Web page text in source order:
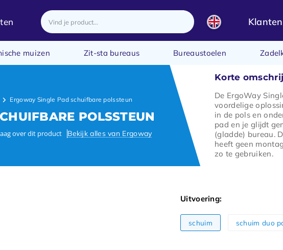
muizen Zit-sta bureaus Bureaustoelen
Ergoway Single Pad schuifbare polssteun
POLSSTEUN
over dit product Bekijk alles van Ergoway
Korte
De ErgoWay
voordelige
in de pols en
pad en je glijdt
(gladde) bureau.
heeft geen
zo te gebruiken.
Uitvoering:
schuim schuim duo